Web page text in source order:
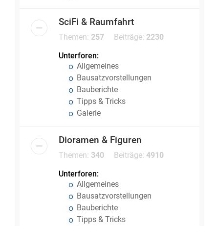
SciFi & Raumfahrt
Themen: 257 Beiträge: 2230
Unterforen:
Allgemeines
Bausatzvorstellungen
Bauberichte
Tipps & Tricks
Galerie
Dioramen & Figuren
Themen: 340 Beiträge: 4910
Unterforen:
Allgemeines
Bausatzvorstellungen
Bauberichte
Tipps & Tricks